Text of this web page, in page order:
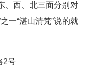
、西、北三面分别对
一“湛山清梵”说的就
2号